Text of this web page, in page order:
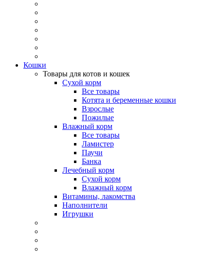
Кошки
Товары для котов и кошек
Сухой корм
Все товары
Котята и беременные кошки
Взрослые
Пожилые
Влажный корм
Все товары
Ламистер
Паучи
Банка
Лечебный корм
Сухой корм
Влажный корм
Витамины, лакомства
Наполнители
Игрушки